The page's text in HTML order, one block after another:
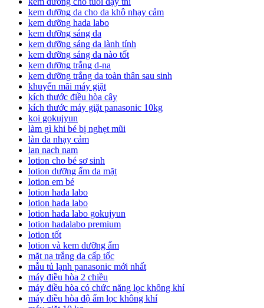
kem dưỡng da cho da khô nhạy cảm
kem dưỡng hada labo
kem dưỡng sáng da
kem dưỡng sáng da lành tính
kem dưỡng sáng da nào tốt
kem dưỡng trắng d-na
kem dưỡng trắng da toàn thân sau sinh
khuyến mãi máy giặt
kích thước điều hòa cây
kích thước máy giặt panasonic 10kg
koi gokujyun
làm gì khi bé bị nghẹt mũi
làn da nhạy cảm
lan nach nam
lotion cho bé sơ sinh
lotion dưỡng ẩm da mặt
lotion em bé
lotion hada labo
lotion hada labo
lotion hada labo gokujyun
lotion hadalabo premium
lotion tốt
lotion và kem dưỡng ẩm
mặt nạ trắng da cấp tốc
mẫu tủ lạnh panasonic mới nhất
máy điều hòa 2 chiều
máy điều hòa có chức năng lọc không khí
máy điều hòa độ ẩm lọc không khí